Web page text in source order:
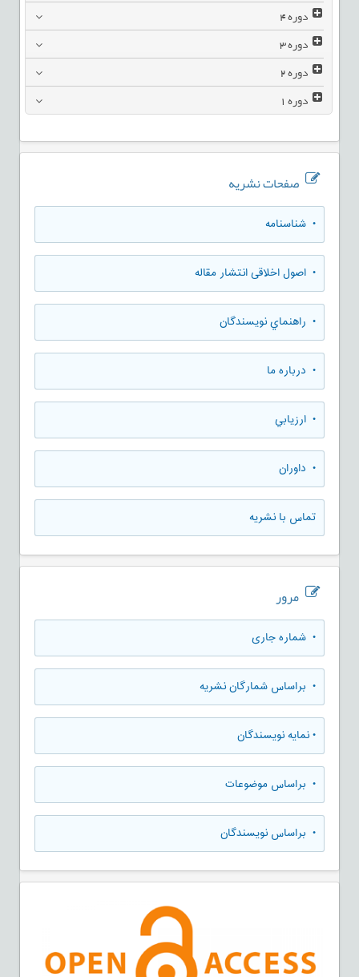
دوره4
دوره3
دوره2
دوره1
صفحات نشریه
• شناسنامه
• اصول اخلاقی انتشار مقاله
• راهنماي نويسندگان
• درباره ما
• ارزيابي
• داوران
تماس با نشریه
مرور
• شماره جاری
• براساس شمارگان نشریه
•نمایه نویسندگان
• براساس موضوعات
• براساس نویسندگان